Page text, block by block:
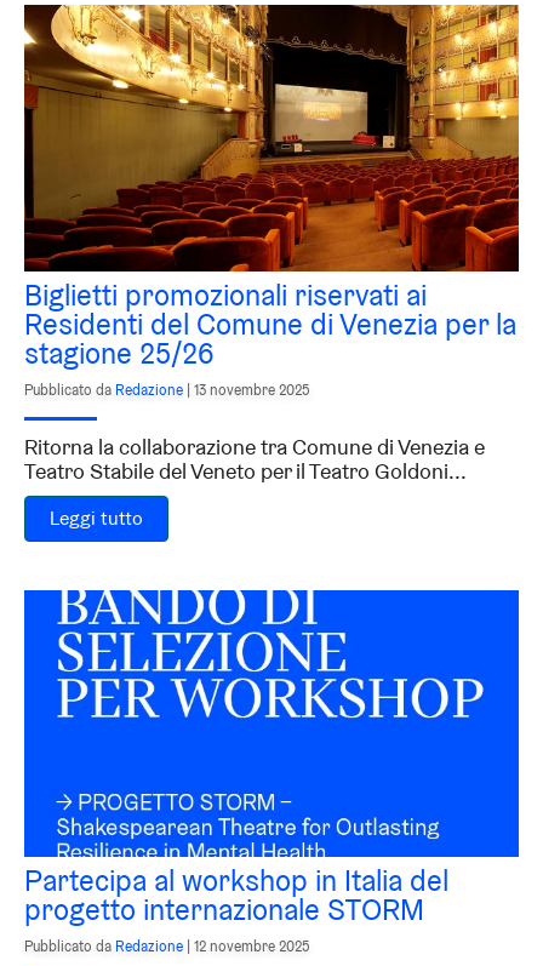
Biglietti promozionali riservati ai
Residenti del Comune di Venezia per la
stagione 25/26
Pubblicato da Redazione 13 novembre 2025
Ritorna la collaborazione tra Comune di Venezia e
Teatro Stabile del Veneto per il Teatro Goldoni...
Leggi tutto
Partecipa al workshop in Italia del
progetto internazionale STORM
Pubblicato da Redazione 12 novembre 2025